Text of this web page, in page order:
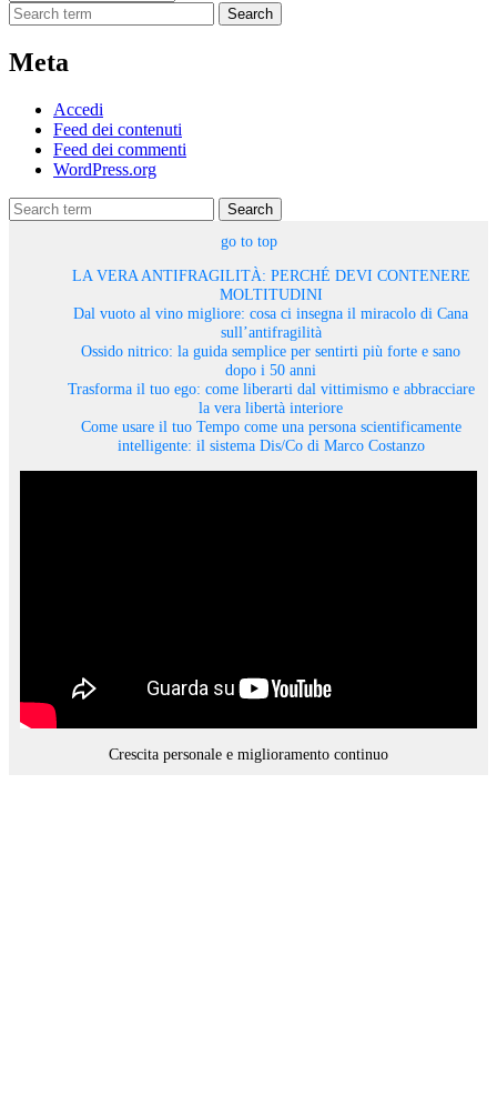
Search
Meta
Accedi
Feed dei contenuti
Feed dei commenti
WordPress.org
Search
go to top
LA VERA ANTIFRAGILITÀ: PERCHÉ DEVI CONTENERE
MOLTITUDINI
Dal vuoto al vino migliore: cosa ci insegna il miracolo di Cana
sull’antifragilità
Ossido nitrico: la guida semplice per sentirti più forte e sano
dopo i 50 anni
Trasforma il tuo ego: come liberarti dal vittimismo e abbracciare
la vera libertà interiore
Come usare il tuo Tempo come una persona scientificamente
intelligente: il sistema Dis/Co di Marco Costanzo
Crescita personale e miglioramento continuo